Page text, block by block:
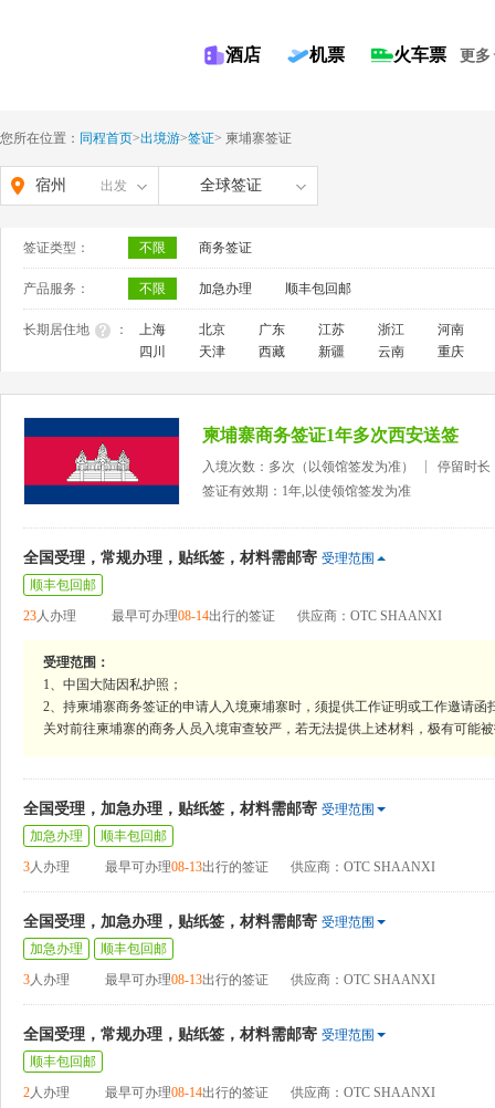
酒店 机票 火车票 更多
您所在位置： 同程首页>出境游>签证> 柬埔寨签证
宿州 出发 全球签证
签证类型： 不限 商务签证
产品服务： 不限 加急办理 顺丰包回邮
长期居住地 ： 上海 北京 广东 江苏 浙江
河南
四川
天津 西藏 新疆 云南 重庆
柬埔寨商务签证1年多次西安送签
入境次数：多次（以领馆签发为准）
停留时长
签证有效期：1年,以使领馆签发为准
全国受理，常规办理，贴纸签，材料需邮寄 受理范围
顺丰包回邮
23人办理 最早可办理08-14出行的签证 供应商：OTC SHAANXI
受理范围：
1、中国大陆因私护照；
2、持柬埔寨商务签证的申请人入境柬埔寨时，须提供工作证明或工作邀请
关对前往柬埔寨的商务人员入境审查较严，若无法提供上述材料，极有可能
全国受理，加急办理，贴纸签，材料需邮寄 受理范围
加急办理
顺丰包回邮
3人办理 最早可办理08-13出行的签证 供应商：OTC SHAANXI
全国受理，加急办理，贴纸签，材料需邮寄 受理范围
加急办理
顺丰包回邮
3人办理 最早可办理08-13出行的签证 供应商：OTC SHAANXI
全国受理，常规办理，贴纸签，材料需邮寄 受理范围
顺丰包回邮
2人办理 最早可办理08-14出行的签证 供应商：OTC SHAANXI